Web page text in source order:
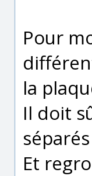
Pour
la
Il doit
séparés
Et